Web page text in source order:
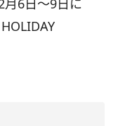
6日～9日に